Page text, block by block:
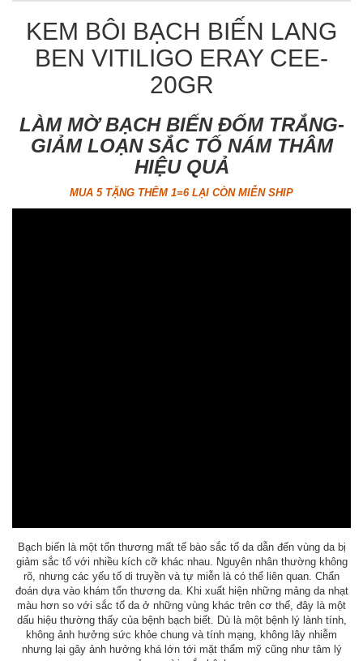
KEM BÔI BẠCH BIẾN LANG
BEN VITILIGO ERAY CEE-
20GR
LÀM MỜ BẠCH BIẾN ĐỐM TRẮNG-
GIẢM LOẠN SẮC TỐ NÁM THÂM
HIỆU QUẢ
MUA 5 TẶNG THÊM 1=6 LẠI CÒN MIỄN SHIP
Bạch biến là một tổn thương mất tế bào sắc tố da dẫn đến vùng da bị
giảm sắc tố với nhiều kích cỡ khác nhau. Nguyên nhân thường không
rõ, nhưng các yếu tố di truyền và tự miễn là có thể liên quan. Chẩn
đoán dựa vào khám tổn thương da. Khi xuất hiện những mảng da nhạt
màu hơn so với sắc tố da ở những vùng khác trên cơ thể, đây là một
dấu hiệu thường thấy của bệnh bạch biết. Dù là một bệnh lý lành tính,
không ảnh hưởng sức khỏe chung và tính mạng, không lây nhiễm
nhưng lại gây ảnh hưởng khá lớn tới mặt thẩm mỹ cũng như tâm lý